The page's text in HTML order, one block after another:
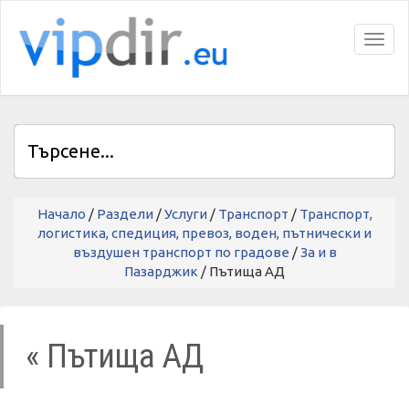
Начало / Раздели/Услуги/ Транспорт / Транспорт,
логистика, спедиция, превоз, воден, пътнически и
въздушен транспорт по градове /За и в
Пазарджик / Пътища АД
« Пътища АД